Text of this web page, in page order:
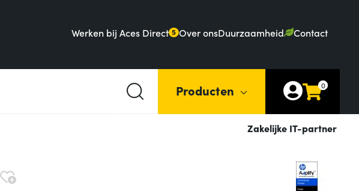
Werken bij Aces Direct 5 Over onsDuurzaamheid Contact
Producten 0
Zakelijke IT-partner